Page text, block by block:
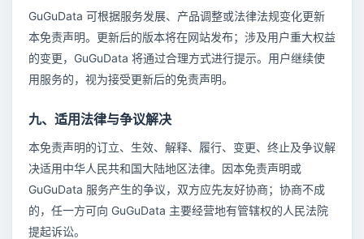
GuGuData 可根据服务发展、产品调整或法律法规变化更新
本免责声明。更新后的版本将在网站发布；涉及用户重大权益
的变更，GuGuData 将通过合理方式进行提示。用户继续使
用服务的，视为接受更新后的免责声明。
九、适用法律与争议解决
本免责声明的订立、生效、解释、履行、变更、终止及争议解
决适用中华人民共和国大陆地区法律。因本免责声明或
GuGuData 服务产生的争议，双方应先友好协商；协商不成
的，任一方可向 GuGuData 主要经营地有管辖权的人民法院
提起诉讼。